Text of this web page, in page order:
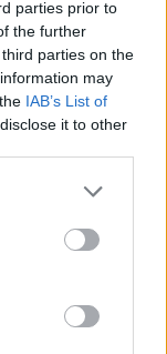
parties prior to
the further
parties on the
may
IAB’s List of
it to other
a los usuarios
al hacerlo, muy
de
simplificado
mucha más
les
datos para